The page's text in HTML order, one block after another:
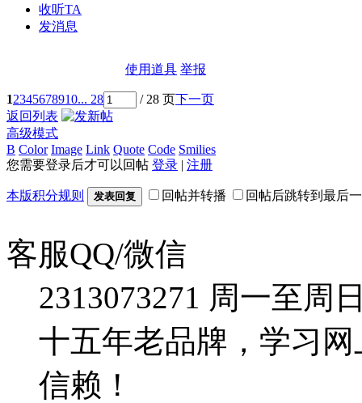
收听TA
发消息
使用道具 举报
12345678910... 28 / 28 页下一页
返回列表
高级模式
B Color Image Link Quote Code Smilies
您需要登录后才可以回帖 登录 | 注册
本版积分规则 发表回复 回帖并转播 回帖后跳转到最后
客服QQ/微信
2313073271 周一至周
十五年老品牌，学习
信赖！